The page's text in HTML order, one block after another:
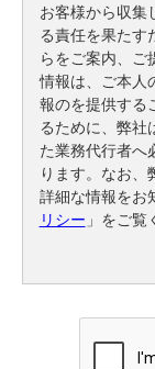
お客様から収集
る責任を果たす
らをご案内、ご
情報は、ご本人
報のを提供する
るために、弊社
た業務代行者へ
ります。なお
詳細な情報をお
リシー 」をご覧